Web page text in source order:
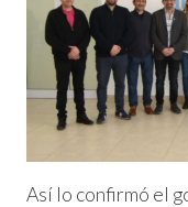
Así lo confirmó el